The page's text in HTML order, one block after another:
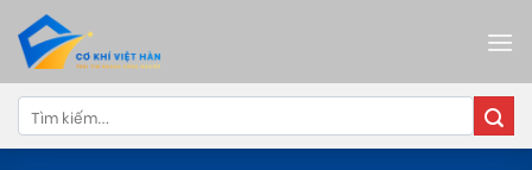
content
Tìm
kiếm: